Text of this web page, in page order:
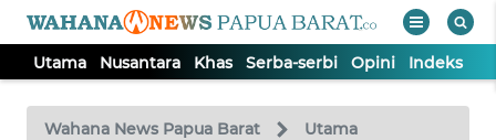
Utama Nusantara Khas Serba-serbi Opini Indeks
Wahana News Papua Barat Utama
TV
Tutup